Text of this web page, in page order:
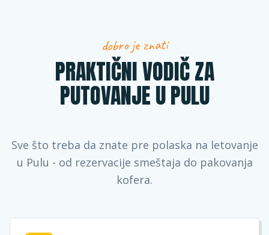
dobro je znati
PRAKTIČNI VODIČ ZA
PUTOVANJE U PULU
Sve što treba da znate pre polaska na letovanje
u Pulu - od rezervacije smeštaja do pakovanja
kofera.